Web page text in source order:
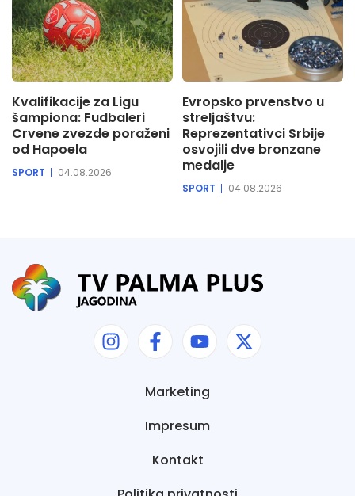
Kvalifikacije za Ligu
šampiona: Fudbaleri
Crvene zvezde poraženi
od Hapoela
SPORT 04.08.2026
Evropsko prvenstvo u
streljaštvu:
Reprezentativci Srbije
osvojili dve bronzane
medalje
SPORT 04.08.2026
Marketing
Impresum
Kontakt